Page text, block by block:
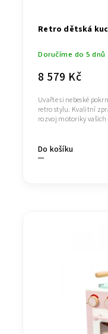
Retro dětská
Doručíme do 5 dnů
8 579 Kč
Do košíku
Uvařte si nebeské
retro stylu. Kvalitní
rozvoj motoriky vašich